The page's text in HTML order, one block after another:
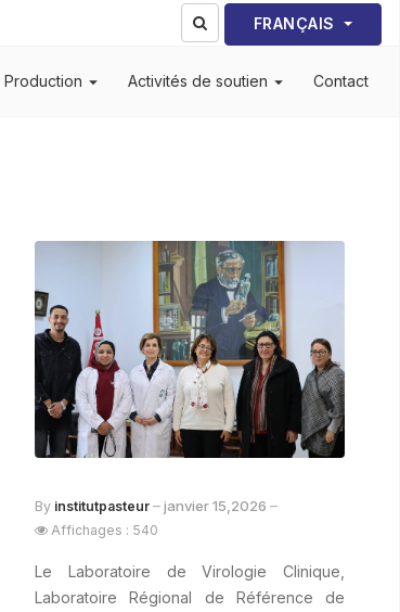
Sélectionnez votre
FRANÇAIS
Production Activités de soutien Contact
By institutpasteur janvier 15,2026
Affichages : 540
Le Laboratoire de Virologie Clinique,
Laboratoire Régional de Référence de